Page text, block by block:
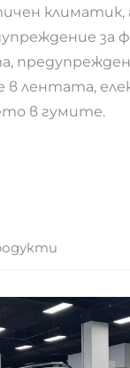
за
лентата,
в гумите.